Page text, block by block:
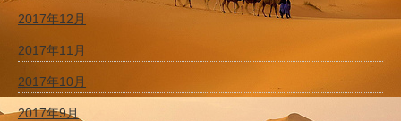
2017年12月
2017年11月
2017年10月
2017年9月